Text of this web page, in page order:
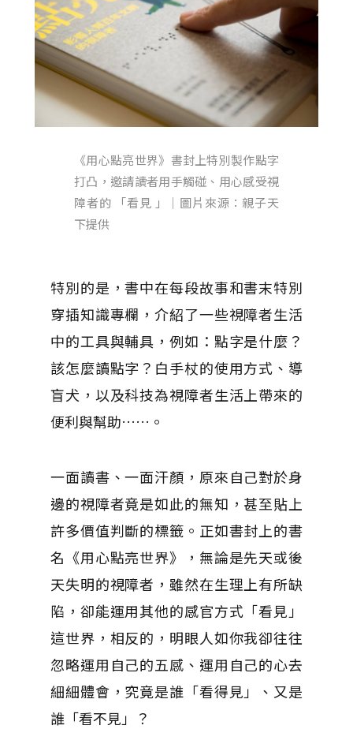
《用心點亮世界》書封上特別製作點字
打凸，邀請讀者用手觸碰、用心感受視
障者的 「看見 」｜圖片來源：親子天
下提供
特別的是，書中在每段故事和書末特別
穿插知識專欄，介紹了一些視障者生活
中的工具與輔具，例如：點字是什麼？
該怎麼讀點字？白手杖的使用方式、導
盲犬，以及科技為視障者生活上帶來的
便利與幫助……。
一面讀書、一面汗顏，原來自己對於身
邊的視障者竟是如此的無知，甚至貼上
許多價值判斷的標籤。正如書封上的書
名《用心點亮世界》，無論是先天或後
天失明的視障者，雖然在生理上有所缺
陷，卻能運用其他的感官方式「看見」
這世界，相反的，明眼人如你我卻往往
忽略運用自己的五感、運用自己的心去
細細體會，究竟是誰「看得見」、又是
誰「看不見」？